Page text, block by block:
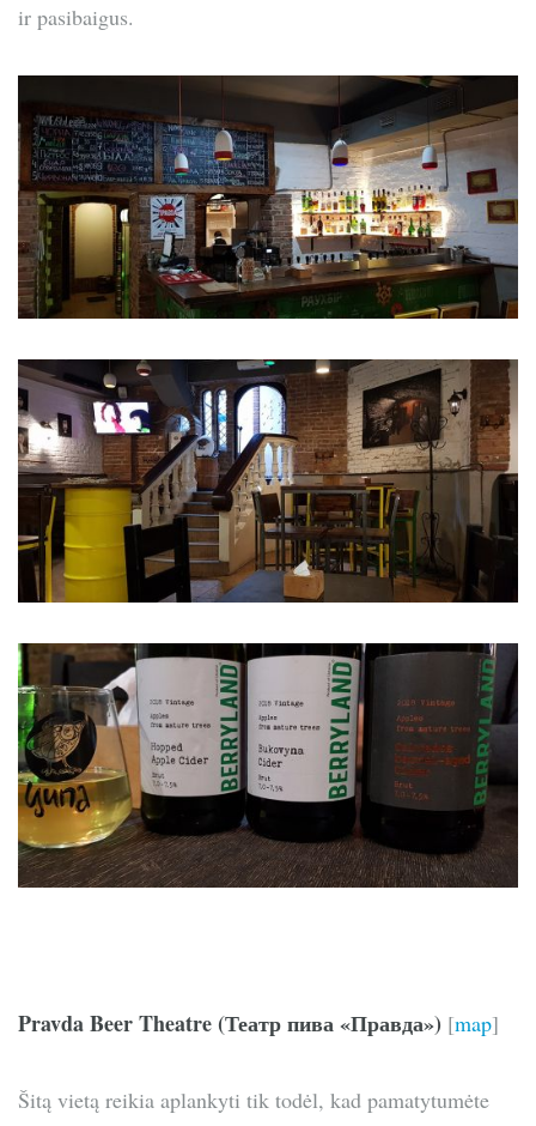
ir pasibaigus.
Pravda Beer Theatre (Театр пива «Правда») [map]
Šitą vietą reikia aplankyti tik todėl, kad pamatytumėte